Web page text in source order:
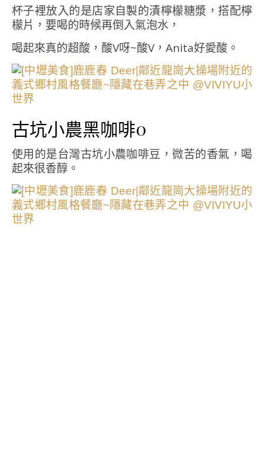
杯子裡放入的是店家自製的漬檸檬糖漿，搭配檸
檬片，要喝的時候再倒入氣泡水，
喝起來真的超酸，酸V呀~酸V，Anita好愛酸。
古坑小農黑咖啡0
使用的是台灣古坑小農咖啡豆，微苦的香氣，喝
起來很香醇。